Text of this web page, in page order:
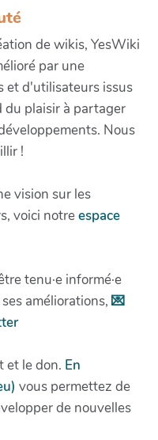
de wikis, YesWiki
par une
et d'utilisateurs issus
plaisir à partager
Nous
!
vision sur les
voici notreespace
tenu·e informé·e
améliorations, 💌
et le don. En
vous permettez de
de nouvelles